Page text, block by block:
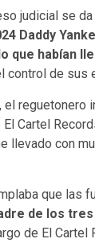
judicial se
Daddy
que habían
control de sus
el reguetonero
Cartel
llevado con
que las
de los
de El Cartel